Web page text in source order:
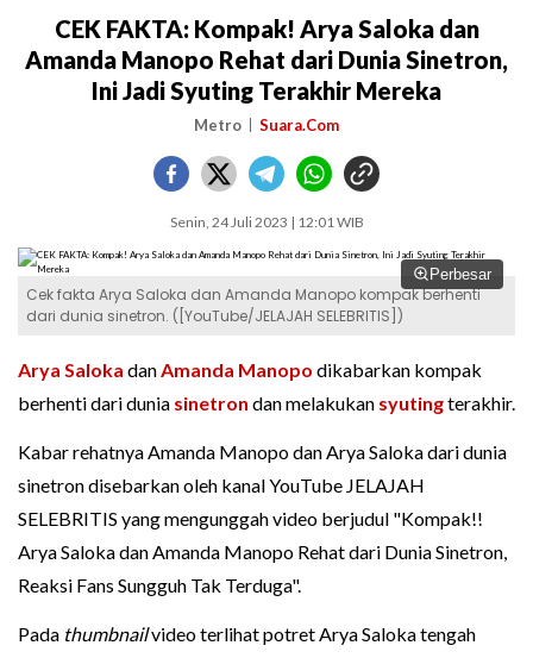
CEK FAKTA: Kompak! Arya Saloka dan
Amanda Manopo Rehat dari Dunia Sinetron,
Ini Jadi Syuting Terakhir Mereka
Metro Suara.Com
Senin, 24 Juli 2023 | 12:01 WIB
Perbesar
Cek fakta Arya Saloka dan Amanda Manopo kompak berhenti
dari dunia sinetron. ([YouTube/JELAJAH SELEBRITIS])
Arya Saloka danAmanda Manopo dikabarkan kompak
berhenti dari dunia sinetron dan melakukan syutingterakhir.
Kabar rehatnya Amanda Manopo dan Arya Saloka dari dunia
sinetron disebarkan oleh kanal YouTube JELAJAH
SELEBRITIS yang mengunggah video berjudul "Kompak!!
Arya Saloka dan Amanda Manopo Rehat dari Dunia Sinetron,
Reaksi Fans Sungguh Tak Terduga".
Pada thumbnailvideo terlihat potret Arya Saloka tengah